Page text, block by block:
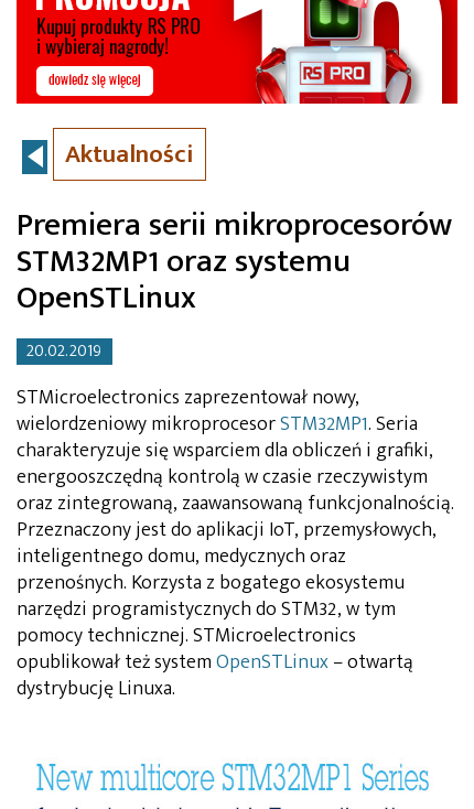
Aktualności
Premiera serii mikroprocesorów
STM32MP1 oraz systemu
OpenSTLinux
20.02.2019
STMicroelectronics zaprezentował nowy,
wielordzeniowy mikroprocesorSTM32MP1. Seria
charakteryzuje się wsparciem dla obliczeń i grafiki,
energooszczędną kontrolą w czasie rzeczywistym
oraz zintegrowaną, zaawansowaną funkcjonalnością.
Przeznaczony jest do aplikacji IoT, przemysłowych,
inteligentnego domu, medycznych oraz
przenośnych. Korzysta z bogatego ekosystemu
narzędzi programistycznych do STM32, w tym
pomocy technicznej. STMicroelectronics
opublikował też systemOpenSTLinux– otwartą
dystrybucję Linuxa.